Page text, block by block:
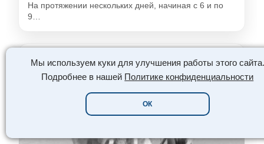
Мы используем куки для улучшения работы этого сайта.
Подробнее в нашей Политике конфиденциальности
ОК
На протяжении нескольких дней, начиная с 6 и по
9…
КРАСИВЫЕ ФОТО